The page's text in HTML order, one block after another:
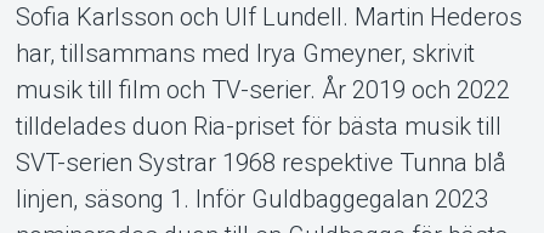
Om Tickster
Sofia Karlsson och Ulf Lundell. Martin Hederos
har, tillsammans med Irya Gmeyner, skrivit
musik till film och TV-serier. År 2019 och 2022
tilldelades duon Ria-priset för bästa musik till
SVT-serien Systrar 1968 respektive Tunna blå
linjen, säsong 1. Inför Guldbaggegalan 2023